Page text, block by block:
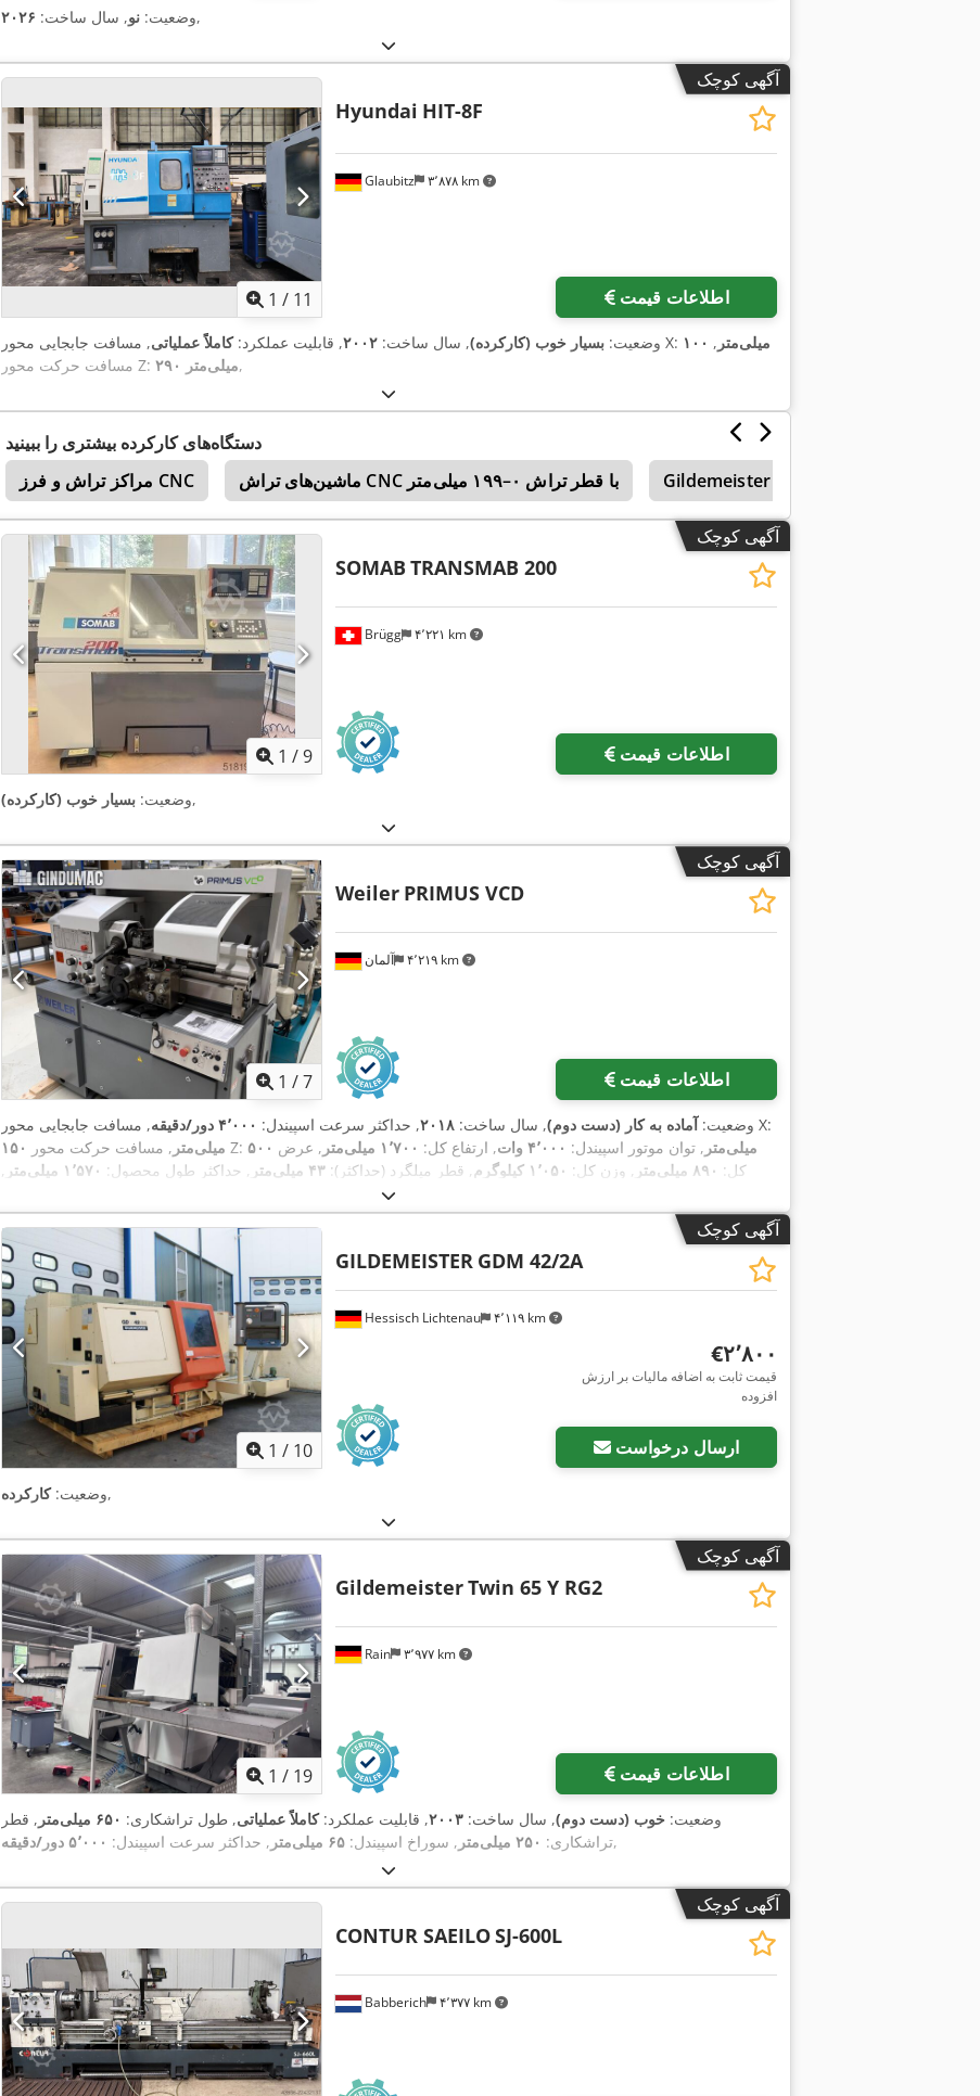
وضعیت: نو, سال ساخت: ۲۰۲۶ ,
آگهی کوچک
1 / 11
Glaubitz ۳٬۸۷۸ km
Hyundai HIT-8F
اطلاعات قیمت
وضعیت: بسیار خوب (کارکرده), سال ساخت: ۲۰۰۲, قابلیت عملکرد:کاملاً عملیاتی , مسافت جابجایی محور X: ۱۰۰ میلی‌متر ,
مسافت حرکت محور Z:
۲۹۰ میلی‌متر,
دستگاه‌های کارکرده بیشتری را ببینید
مراکز تراش و فرز CNC
ماشین‌های تراش CNC با قطر تراش ۰–۱۹۹ میلی‌متر Gildemeister
آگهی کوچک
1 /9
Brügg ۴٬۲۲۱ km
SOMAB TRANSMAB 200
اطلاعات قیمت
وضعیت: بسیار خوب (کارکرده) ,
آگهی کوچک
1 /7
آلمان ۴٬۲۱۹ km
Weiler PRIMUS VCD
اطلاعات قیمت
وضعیت: آماده به کار (دست دوم), سال ساخت: ۲۰۱۸, حداکثر سرعت اسپیندل: ۴٬۰۰۰ دور/دقیقه
, مسافت جابجایی محور X:
۱۵۰ میلی‌متر , مسافت حرکت محور Z: ۵۰۰ میلی‌متر , توان موتور اسپیندل: ۴٬۰۰۰ وات , ارتفاع کل: ۱٬۷۰۰ میلی‌متر
, عرض
کل: ۸۹۰ میلی‌متر , وزن کل: ۱٬۰۵۰ کیلوگرم , قطر میلگرد (حداکثر): ۴۳ میلی‌متر , حداکثر طول محصول: ۱٬۵۷۰ میلی‌متر
,
حداکثر قطر قطعه کار:۲۸۰ میلی‌متر
آگهی کوچک
1 / 10
Hessisch Lichtenau ۴٬۱۱۹ km
GILDEMEISTER GDM 42/2A
‎€۲٬۸۰۰
قیمت ثابت به اضافه مالیات بر ارزش
افزوده
ارسال درخواست
وضعیت:کارکرده ,
آگهی کوچک
1 / 19
Rain ۳٬۹۷۷ km
GildemeisterTwin 65 Y RG2
اطلاعات قیمت
وضعیت: خوب (دست دوم), سال ساخت: ۲۰۰۳, قابلیت عملکرد:کاملاً عملیاتی, طول تراشکاری: ۶۵۰ میلی‌متر
, قطر
تراشکاری: ۲۵۰ میلی‌متر , سوراخ اسپیندل: ۶۵ میلی‌متر , حداکثر سرعت اسپیندل: ۵٬۰۰۰ دور/دقیقه ,
آگهی کوچک
Babberich ۴٬۳۷۷ km
CONTUR SAEILOSJ-600L